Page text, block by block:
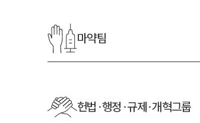
마약팀
헌법·행정·규제·개혁그룹